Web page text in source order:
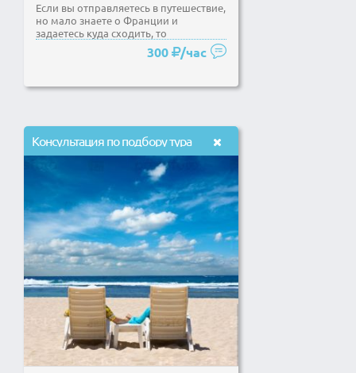
Если вы отправляетесь в путешествие,
но мало знаете о Франции и
задаетесь куда сходить, то
обращайтесь ко мне! Составлю...
300 /час
Консультация по подбору тура